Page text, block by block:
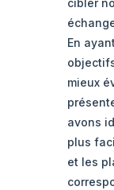
cibler
En
mieux
avons
plus
et les